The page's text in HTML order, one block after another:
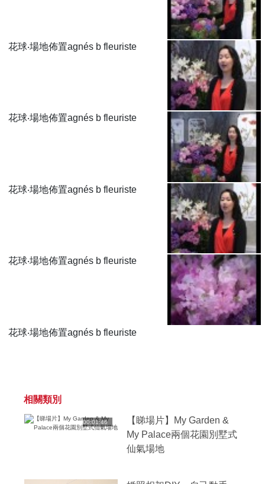
花球‧場地佈置agnés b fleuriste
花球‧場地佈置agnés b fleuriste
花球‧場地佈置agnés b fleuriste
花球‧場地佈置agnés b fleuriste
花球‧場地佈置agnés b fleuriste
相關類別
00:01:46
【睇場片】My Garden &
My Palace兩個花園別墅式
仙氣場地